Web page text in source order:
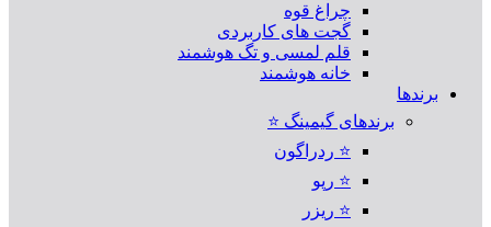
چراغ قوه
گجت های کاربردی
قلم لمسی و تگ هوشمند
خانه هوشمند
برندها
برندهای گیمینگ ⭐
⭐ ردراگون
⭐ رپو
⭐ ریزر